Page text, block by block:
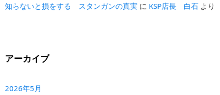
知らないと損をする スタンガンの真実 に KSP店長 白石 より
アーカイブ
2026年5月